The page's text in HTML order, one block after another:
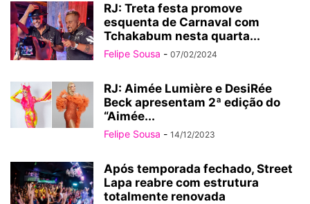
RJ: Treta festa promove
esquenta de Carnaval com
Tchakabum nesta quarta...
Felipe Sousa - 07/02/2024
RJ: Aimée Lumière e DesiRée
Beck apresentam 2ª edição do
“Aimée...
Felipe Sousa - 14/12/2023
Após temporada fechado, Street
Lapa reabre com estrutura
totalmente renovada